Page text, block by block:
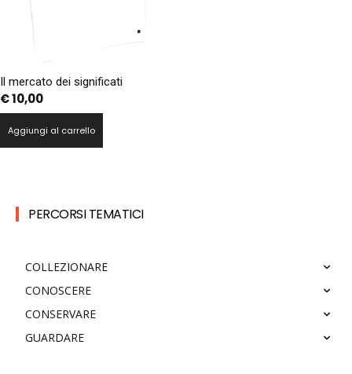
Il mercato dei significati
€10,00
Aggiungi al carrello
PERCORSI TEMATICI
COLLEZIONARE
CONOSCERE
CONSERVARE
GUARDARE